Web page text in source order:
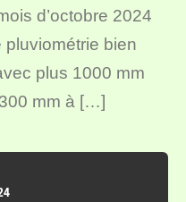
d’octobre 2024
bien
plus 1000 mm
mm à […]